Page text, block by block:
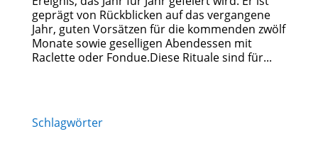
geprägt von Rückblicken auf das vergangene
Jahr, guten Vorsätzen für die kommenden zwölf
Monate sowie geselligen Abendessen mit
Raclette oder Fondue.Diese Rituale sind für...
Schlagwörter